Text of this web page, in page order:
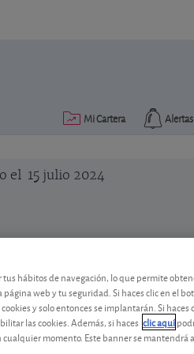
Alertas
Mi Cartera
el 15 julio 2024
para España,
fijamos en el Consenso
un panel de expertos y
hábitos de navegación, lo que permite
web y tu seguridad. Si haces clic en el
y solo entonces se implantarán. Si haces
las cookies. Además, si haces clic aquí
momento. Este banner se mantendrá